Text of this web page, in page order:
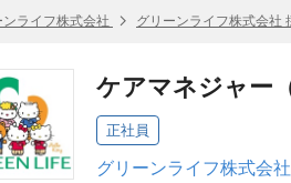
ンライフ株式会社 グリーンライフ株式会社
ケアマネジャー
正社員
グリーンライフ株式会